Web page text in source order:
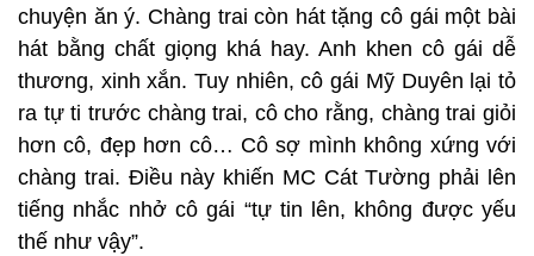
chuyện ăn ý. Chàng trai còn hát tặng cô gái một bài
hát bằng chất giọng khá hay. Anh khen cô gái dễ
thương, xinh xắn. Tuy nhiên, cô gái Mỹ Duyên lại tỏ
ra tự ti trước chàng trai, cô cho rằng, chàng trai giỏi
hơn cô, đẹp hơn cô… Cô sợ mình không xứng với
chàng trai. Điều này khiến MC Cát Tường phải lên
tiếng nhắc nhở cô gái “tự tin lên, không được yếu
thế như vậy”.